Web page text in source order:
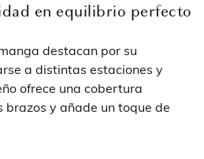
en equilibrio perfecto
destacan por su
a distintas estaciones y
ofrece una cobertura
y añade un toque de